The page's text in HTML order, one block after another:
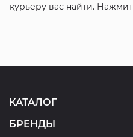
курьеру вас найти.
КАТАЛОГ
БРЕНДЫ